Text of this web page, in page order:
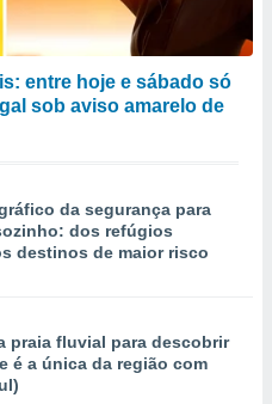
entre hoje e sábado só
sob aviso amarelo de
da segurança para
dos refúgios
destinos de maior risco
praia fluvial para descobrir
é a única da região com